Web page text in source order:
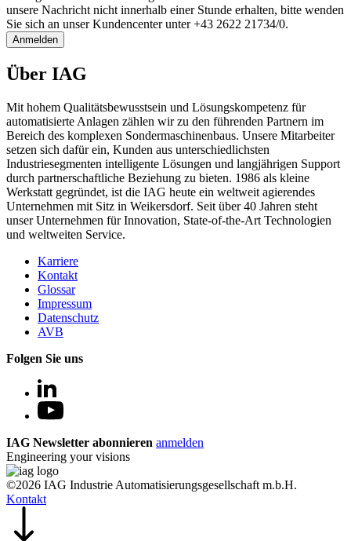
unsere Nachricht nicht innerhalb einer Stunde erhalten, bitte wenden
Sie sich an unser Kundencenter unter +43 2622 21734/0.
Anmelden
Über IAG
Mit hohem Qualitätsbewusstsein und Lösungskompetenz für
automatisierte Anlagen zählen wir zu den führenden Partnern im
Bereich des komplexen Sondermaschinenbaus. Unsere Mitarbeiter
setzen sich dafür ein, Kunden aus unterschiedlichsten
Industriesegmenten intelligente Lösungen und langjährigen Support
durch partnerschaftliche Beziehung zu bieten. 1986 als kleine
Werkstatt gegründet, ist die IAG heute ein weltweit agierendes
Unternehmen mit Sitz in Weikersdorf. Seit über 40 Jahren steht
unser Unternehmen für Innovation, State-of-the-Art Technologien
und weltweiten Service.
Karriere
Kontakt
Glossar
Impressum
Datenschutz
AVB
Folgen Sie uns
IAG Newsletter abonnieren anmelden
Engineering your visions
©2026 IAG Industrie Automatisierungsgesellschaft m.b.H.
Kontakt